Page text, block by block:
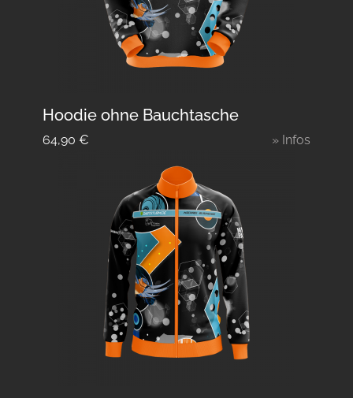
Hoodie ohne Bauchtasche
64,90 € » Infos